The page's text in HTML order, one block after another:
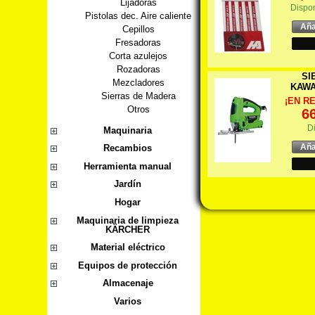
Lijadoras
Pistolas dec. Aire caliente
Cepillos
Fresadoras
Corta azulejos
Rozadoras
Mezcladores
Sierras de Madera
Otros
Maquinaria
Recambios
Herramienta manual
Jardín
Hogar
Maquinaria de limpieza
KÄRCHER
Material eléctrico
Equipos de protección
Almacenaje
Varios
¡EN